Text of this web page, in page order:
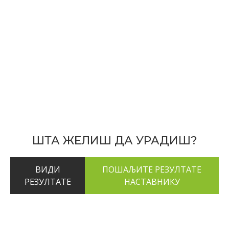
ШТА ЖЕЛИШ ДА УРАДИШ?
ВИДИ
РЕЗУЛТАТЕ